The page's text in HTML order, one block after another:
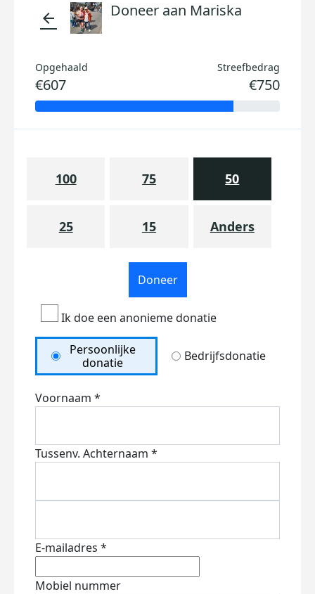
arrow_back Doneer aan Mariska
Opgehaald
€607
Streefbedrag
€750
100 75 50
25 15 Anders
Doneer
Ik doe een anonieme donatie
Persoonlijke
donatie
Bedrijfsdonatie
Voornaam *
Tussenv. Achternaam *
E-mailadres *
Mobiel nummer